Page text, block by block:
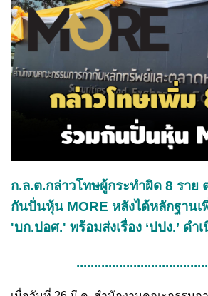
ก.ล.ต.กล่าวโทษผู้กระทำผิด 8 ราย ต่
กันปั่นหุ้น MORE หลังได้หลักฐานเ
'บก.ปอศ.' พร้อมส่งเรื่อง ‘ปปง.’ ดำ